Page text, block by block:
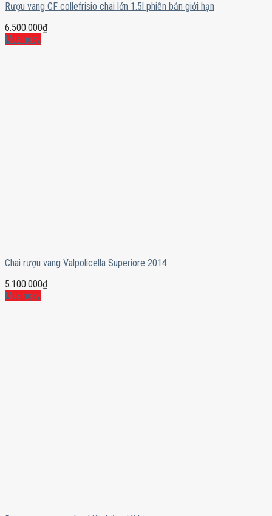
Rượu vang CF collefrisio chai lớn 1.5l phiên bản giới hạn
6.500.000₫
Mua ngay
Chai rượu vang Valpolicella Superiore 2014
5.100.000₫
Mua ngay